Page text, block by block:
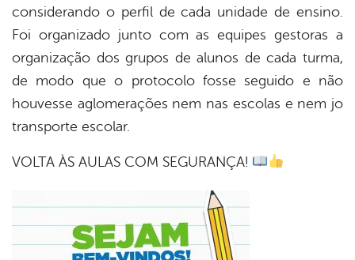
considerando o perfil de cada unidade de ensino.
Foi organizado junto com as equipes gestoras a
organização dos grupos de alunos de cada turma,
de modo que o protocolo fosse seguido e não
houvesse aglomerações nem nas escolas e nem jo
transporte escolar.
VOLTA ÀS AULAS COM SEGURANÇA!